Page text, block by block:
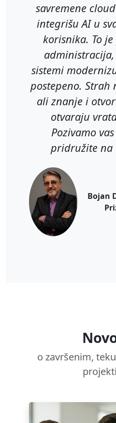
savremene
integrišu AI u
korisnika. To
sistemi
postepeno. Strah
ali znanje i
otvaraju
Pozivamo
pridružite na
Bojan
o završenim,